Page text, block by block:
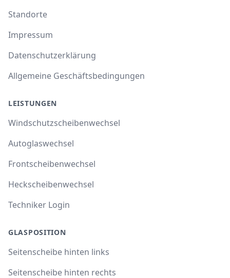
Standorte
Impressum
Datenschutzerklärung
Allgemeine Geschäftsbedingungen
LEISTUNGEN
Windschutzscheibenwechsel
Autoglaswechsel
Frontscheibenwechsel
Heckscheibenwechsel
Techniker Login
GLASPOSITION
Seitenscheibe hinten links
Seitenscheibe hinten rechts